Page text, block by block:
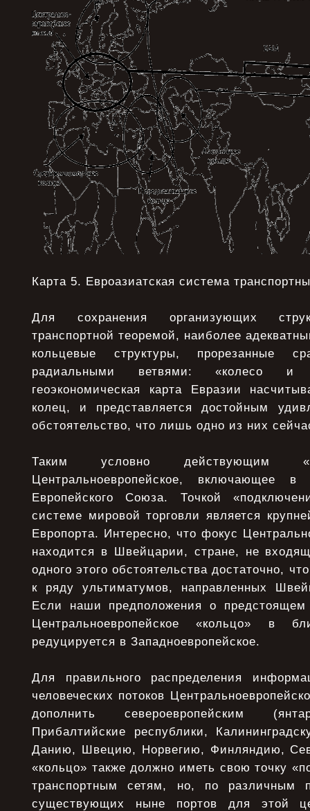
Карта 5. Евроазиатская система
Для сохранения организующих
транспортной теоремой, наиболее
кольцевые структуры, прорезанные
радиальными ветвями: «колесо и
геоэкономическая карта Евразии
колец, и представляется достойным
обстоятельство, что лишь одно из них
Таким условно действующим
Центральноевропейское, включающее
Европейского Союза. Точкой
системе мировой торговли является
Европорта. Интересно, что фокус
находится в Швейцарии, стране, не
одного этого обстоятельства достаточно,
к ряду ультиматумов, направленных
Если наши предположения о
Центральноевропейское «кольцо» в
редуцируется в Западноевропейское.
Для правильного распределения
человеческих потоков
дополнить североевропейским
Прибалтийские республики,
Данию, Швецию, Норвегию, Финляндию,
«кольцо» также должно иметь свою точку
транспортным сетям, но, по различным
существующих ныне портов для этой